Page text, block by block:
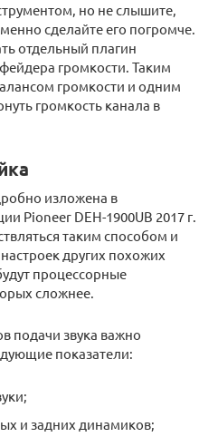
но не слышите,
сделайте его погромче.
отдельный плагин
громкости. Таким
громкости и одним
громкость канала в
изложена в
Pioneer DEH-1900UB 2017 г.
таким способом и
других похожих
процессорные
сложнее.
подачи звука важно
показатели:
и задних динамиков;